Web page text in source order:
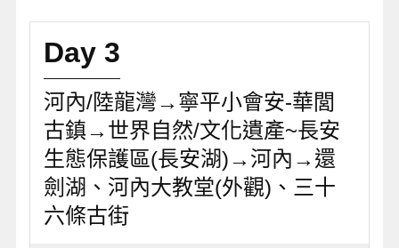
Day 3
河內/陸龍灣→寧平小會安-華閭
古鎮→世界自然/文化遺產~長安
生態保護區(長安湖)→河內→還
劍湖、河內大教堂(外觀)、三十
六條古街